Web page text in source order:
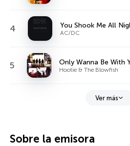
4 You Shook Me All
AC/DC
5 Only Wanna Be With
Hootie & The Blowfish
Ver más
Sobre la emisora